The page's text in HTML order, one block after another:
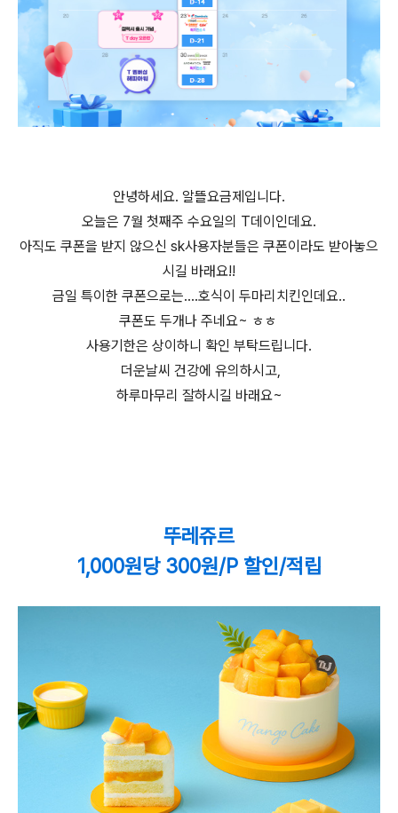
안녕하세요. 알뜰요금제입니다.
오늘은 7월 첫째주 수요일의 T데이인데요.
아직도 쿠폰을 받지 않으신 sk사용자분들은 쿠폰이라도 받아놓으
시길 바래요!!
금일 특이한 쿠폰으로는....호식이 두마리치킨인데요..
쿠폰도 두개나 주네요~ ㅎㅎ
사용기한은 상이하니 확인 부탁드립니다.
더운날씨 건강에 유의하시고,
하루마무리 잘하시길 바래요~
뚜레쥬르
1,000원당 300원/P 할인/적립